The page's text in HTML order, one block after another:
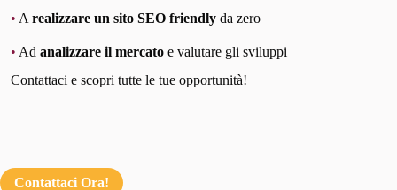
• A realizzare un sito SEO friendly da zero
• Ad analizzare il mercato e valutare gli sviluppi
Contattaci e scopri tutte le tue opportunità!
Contattaci Ora!